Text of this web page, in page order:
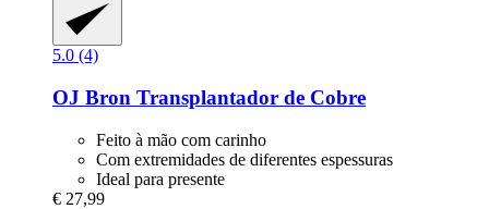
5.0 (4)
OJ Bron Transplantador de Cobre
Feito à mão com carinho
Com extremidades de diferentes espessuras
Ideal para presente
€ 27,99